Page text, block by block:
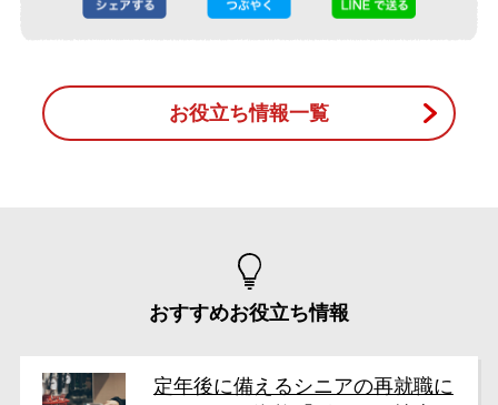
お役立ち情報一覧
おすすめお役立ち情報
定年後に備えるシニアの再就職に